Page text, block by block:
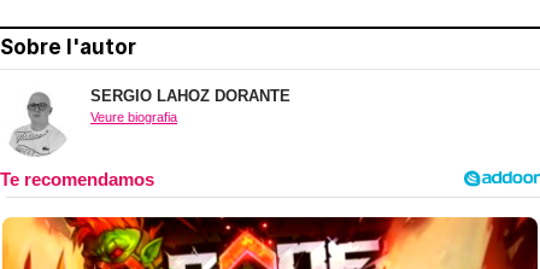
Sobre l'autor
SERGIO LAHOZ DORANTE
Veure biografia